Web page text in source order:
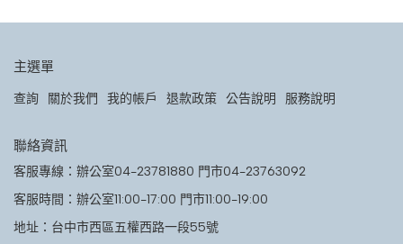
主選單
查詢 關於我們 我的帳戶 退款政策 公告說明 服務說明
聯絡資訊
客服專線：辦公室04-23781880 門市04-23763092
客服時間：辦公室11:00-17:00 門市11:00-19:00
地址：台中市西區五權西路一段55號